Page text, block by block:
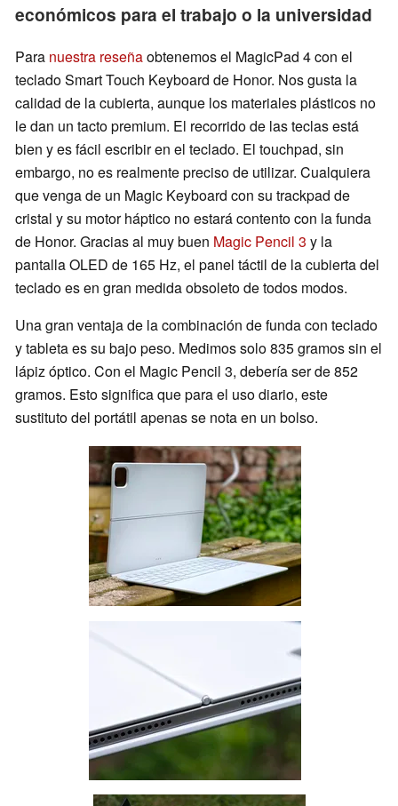
económicos para el trabajo o la universidad
Para nuestra reseñaobtenemos el MagicPad 4 con el
teclado Smart Touch Keyboard de Honor. Nos gusta la
calidad de la cubierta, aunque los materiales plásticos no
le dan un tacto premium. El recorrido de las teclas está
bien y es fácil escribir en el teclado. El touchpad, sin
embargo, no es realmente preciso de utilizar. Cualquiera
que venga de un Magic Keyboard con su trackpad de
cristal y su motor háptico no estará contento con la funda
de Honor. Gracias al muy buen Magic Pencil 3 y la
pantalla OLED de 165 Hz, el panel táctil de la cubierta del
teclado es en gran medida obsoleto de todos modos.
Una gran ventaja de la combinación de funda con teclado
y tableta es su bajo peso. Medimos solo 835 gramos sin el
lápiz óptico. Con el Magic Pencil 3, debería ser de 852
gramos. Esto significa que para el uso diario, este
sustituto del portátil apenas se nota en un bolso.